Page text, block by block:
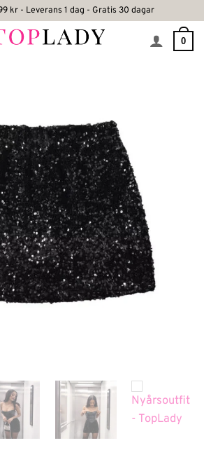
kr - Leverans 1 dag - Gratis 30 dagar
0